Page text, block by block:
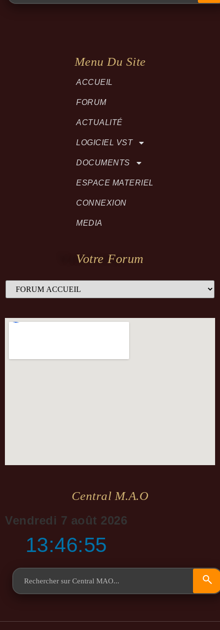
Menu Du Site
ACCUEIL
FORUM
ACTUALITÉ
LOGICIEL VST
DOCUMENTS
ESPACE MATERIEL
CONNEXION
MEDIA
Votre Forum
Central M.a.o
Vendredi 7 août 2026
13:46:56